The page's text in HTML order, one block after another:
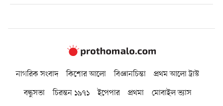
নাগরিক সংবাদ কিশোর আলো বিজ্ঞানচিন্তা
প্রথম আলো ট্রাস্ট
বন্ধুসভা
চিরন্তন ১৯৭১ ইপেপার প্রথমা মোবাইল ভ্যাস